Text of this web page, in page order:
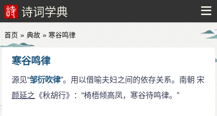
诗词学典
首页 » 典故 » 寒谷鸣律
寒谷鸣律
源见“邹衍吹律”。用以借喻夫妇之间的依存关系。南朝 宋
颜延之 《秋胡行》：“椅梧倾高凤，寒谷待鸣律。”